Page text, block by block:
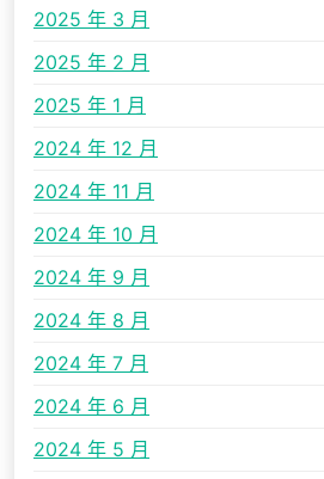
2025 年 3 月
2025 年 2 月
2025 年 1 月
2024 年 12 月
2024 年 11 月
2024 年 10 月
2024 年 9 月
2024 年 8 月
2024 年 7 月
2024 年 6 月
2024 年 5 月